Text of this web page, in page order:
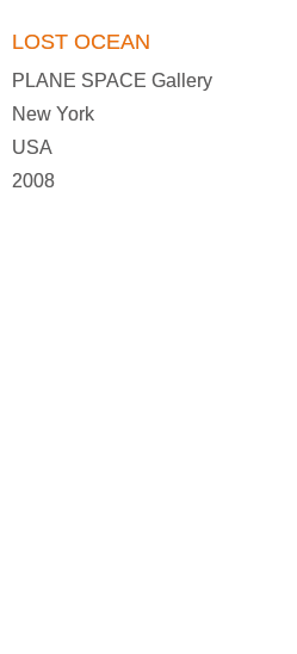
LOST OCEAN
PLANE SPACE Gallery
New York
USA
2008